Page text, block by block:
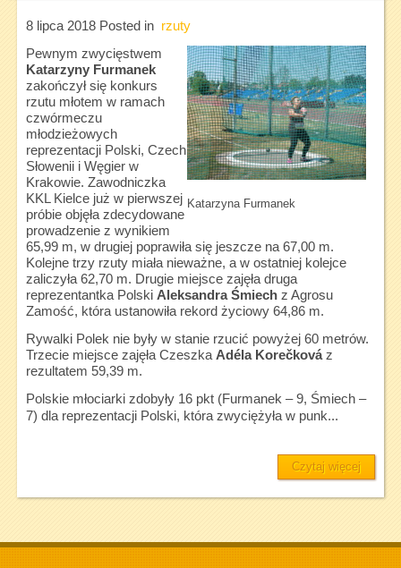
8 lipca 2018Posted in rzuty
Katarzyna Furmanek
Pewnym zwycięstwem
Katarzyny Furmanek
zakończył się konkurs
rzutu młotem w ramach
czwórmeczu
młodzieżowych
reprezentacji Polski, Czech
Słowenii i Węgier w
Krakowie. Zawodniczka
KKL Kielce już w pierwszej
próbie objęła zdecydowane
prowadzenie z wynikiem
65,99 m, w drugiej poprawiła się jeszcze na 67,00 m.
Kolejne trzy rzuty miała nieważne, a w ostatniej kolejce
zaliczyła 62,70 m. Drugie miejsce zajęła druga
reprezentantka Polski Aleksandra Śmiechz Agrosu
Zamość, która ustanowiła rekord życiowy 64,86 m.
Rywalki Polek nie były w stanie rzucić powyżej 60 metrów.
Trzecie miejsce zajęła Czeszka Adéla Korečkováz
rezultatem 59,39 m.
Polskie młociarki zdobyły 16 pkt (Furmanek – 9, Śmiech –
7) dla reprezentacji Polski, która zwyciężyła w punk...
Czytaj więcej